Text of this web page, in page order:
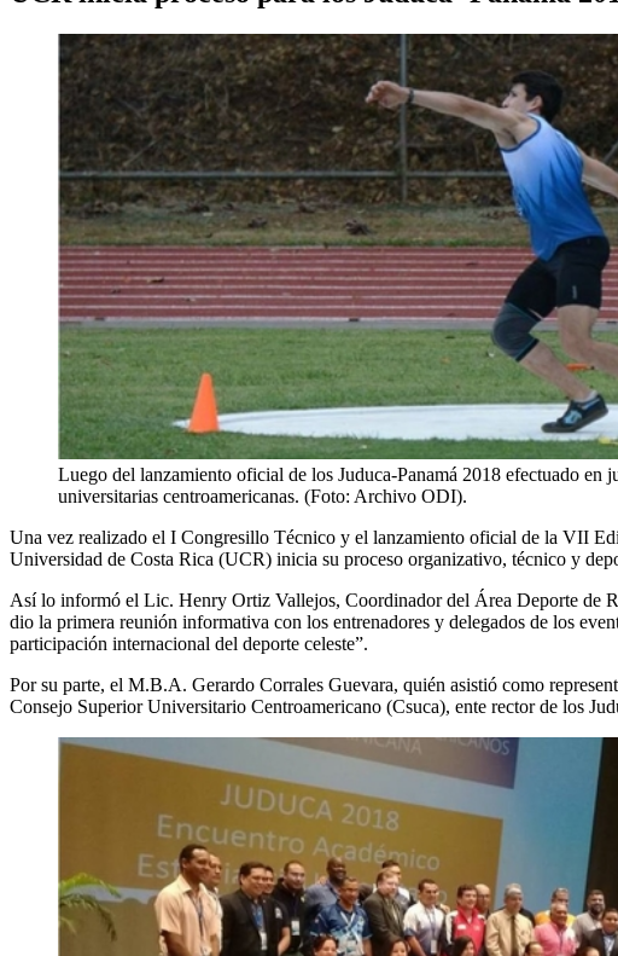
Luego del lanzamiento oficial de los Juduca-Panamá 2018 efectuado
universitarias centroamericanas. (Foto: Archivo ODI).
Una vez realizado el I Congresillo Técnico y el lanzamiento oficial de la VII
Universidad de Costa Rica (UCR) inicia su proceso organizativo, técnico y
Así lo informó el Lic. Henry Ortiz Vallejos, Coordinador del Área Deporte de
dio la primera reunión informativa con los entrenadores y delegados de los
participación internacional del deporte celeste”.
Por su parte, el M.B.A. Gerardo Corrales Guevara, quién asistió como
Consejo Superior Universitario Centroamericano (Csuca), ente rector de los